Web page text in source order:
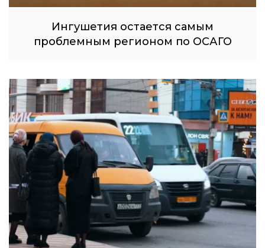
Ингушетия остается самым
проблемным регионом по ОСАГО